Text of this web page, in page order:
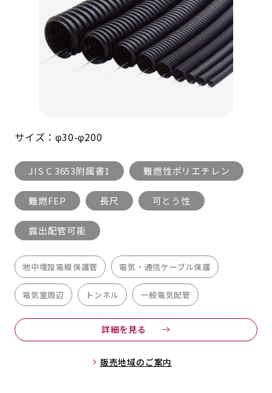
サイズ：φ30-φ200
JIS C 3653附属書1 難燃性ポリエチレン
難燃FEP 長尺 可とう性
露出配管可能
地中埋設電線保護管 電気・通信ケーブル保護
電気室周辺 トンネル 一般電気配管
詳細を見る
販売地域のご案内